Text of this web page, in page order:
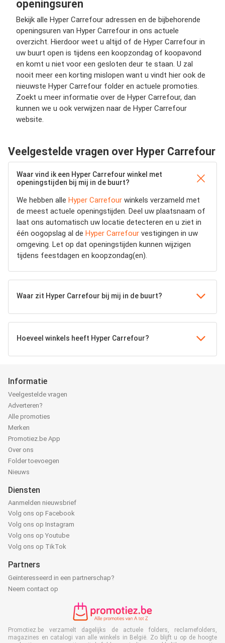
openingsuren
Bekijk alle Hyper Carrefour adressen en de bijbehorende
openingsuren van Hyper Carrefour in ons actuele
overzicht. Hierdoor weet u altijd of de Hyper Carrefour in
uw buurt open is tijdens een koopzondag of koopavond
en komt u niet voor een gesloten deur te staan. U zal
nooit meer een korting mislopen want u vindt hier ook de
nieuwste Hyper Carrefour folder en actuele promoties.
Zoekt u meer informatie over de Hyper Carrefour, dan
kunnen we u ook verwijzen naar de Hyper Carrefour
website.
Veelgestelde vragen over Hyper Carrefour
Waar vind ik een Hyper Carrefour winkel met
openingstijden bij mij in de buurt?
We hebben alle Hyper Carrefour winkels verzameld met
de meest actuele openingstijden. Deel uw plaatsnaam of
laat ons automatisch uw locatie detecteren en u ziet in
één oogopslag al de Hyper Carrefour vestigingen in uw
omgeving. Let op dat openingstijden kunnen wijzigen
tijdens feestdagen en koopzondag(en).
Waar zit Hyper Carrefour bij mij in de buurt?
Hoeveel winkels heeft Hyper Carrefour?
Informatie
Veelgestelde vragen
Adverteren?
Alle promoties
Merken
Promotiez.be App
Over ons
Folder toevoegen
Nieuws
Diensten
Aanmelden nieuwsbrief
Volg ons op Facebook
Volg ons op Instagram
Volg ons op Youtube
Volg ons op TikTok
Partners
Geïnteresseerd in een partnerschap?
Neem contact op
Promotiez.be verzamelt dagelijks de actuele folders, reclamefolders,
magazines en catalogi van alle winkels in België. Zo blijft u op de hoogte